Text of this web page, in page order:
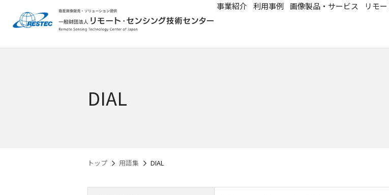
事業紹介 利用事例 画像製品・サービス リモ
DIAL
トップ 用語集 DIAL